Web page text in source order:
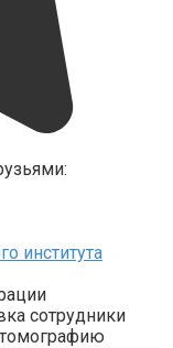
института
сотрудники